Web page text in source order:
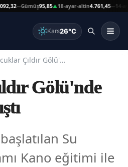
—Gümüş95,85▲18-ayar-altin4.761,45—14-ayar-
Kars26°C
Çocuklar Çıldır Gölü'nde kanoyla tanıştı
Gölü'nde
Su
Kano eğitimi ile